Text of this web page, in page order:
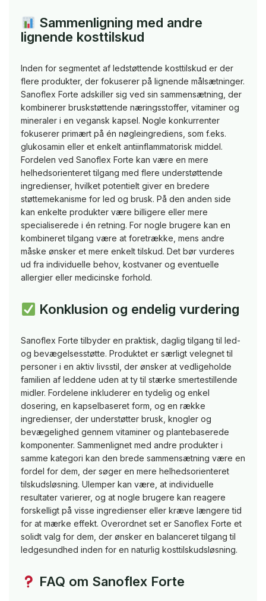
Sammenligning med andre
lignende kosttilskud
Inden for segmentet af ledstøttende kosttilskud er der
flere produkter, der fokuserer på lignende målsætninger.
Sanoflex Forte adskiller sig ved sin sammensætning, der
kombinerer bruskstøttende næringsstoffer, vitaminer og
mineraler i en vegansk kapsel. Nogle konkurrenter
fokuserer primært på én nøgleingrediens, som f.eks.
glukosamin eller et enkelt antiinflammatorisk middel.
Fordelen ved Sanoflex Forte kan være en mere
helhedsorienteret tilgang med flere understøttende
ingredienser, hvilket potentielt giver en bredere
støttemekanisme for led og brusk. På den anden side
kan enkelte produkter være billigere eller mere
specialiserede i én retning. For nogle brugere kan en
kombineret tilgang være at foretrække, mens andre
måske ønsker et mere enkelt tilskud. Det bør vurderes
ud fra individuelle behov, kostvaner og eventuelle
allergier eller medicinske forhold.
Konklusion og endelig vurdering
Sanoflex Forte tilbyder en praktisk, daglig tilgang til led-
og bevægelsesstøtte. Produktet er særligt velegnet til
personer i en aktiv livsstil, der ønsker at vedligeholde
familien af leddene uden at ty til stærke smertestillende
midler. Fordelene inkluderer en tydelig og enkel
dosering, en kapselbaseret form, og en række
ingredienser, der understøtter brusk, knogler og
bevægelighed gennem vitaminer og plantebaserede
komponenter. Sammenlignet med andre produkter i
samme kategori kan den brede sammensætning være en
fordel for dem, der søger en mere helhedsorienteret
tilskudsløsning. Ulemper kan være, at individuelle
resultater varierer, og at nogle brugere kan reagere
forskelligt på visse ingredienser eller kræve længere tid
for at mærke effekt. Overordnet set er Sanoflex Forte et
solidt valg for dem, der ønsker en balanceret tilgang til
ledgesundhed inden for en naturlig kosttilskudsløsning.
FAQ om Sanoflex Forte